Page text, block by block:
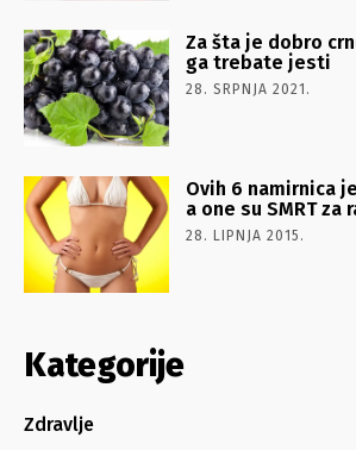
Za šta je dobro
ga trebate jesti
28. SRPNJA 2021.
Ovih 6 namirnica
a one su SMRT za
28. LIPNJA 2015.
Kategorije
Zdravlje